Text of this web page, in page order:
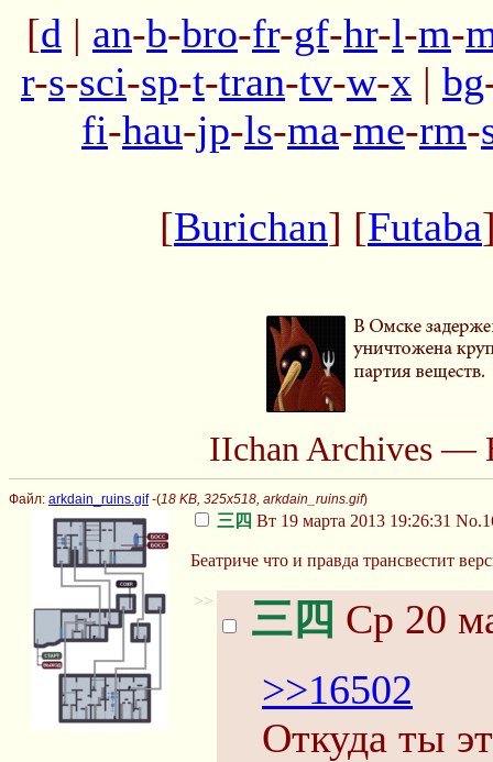
[d | an-b-bro-fr-gf-hr-l-m-
r-s-sci-sp-t-tran-tv-w-x | bg
fi-hau-jp-ls-ma-me-rm-
[Burichan] [Futaba
IIchan Archives —
Файл: arkdain_ruins.gif-(18 KB, 325x518, arkdain_ruins.gif)
三四 Вт 19 марта 2013 19:26:31
Беатриче что и правда трансвестит
>> 三四 Ср 20
>>16502
Откуда ты